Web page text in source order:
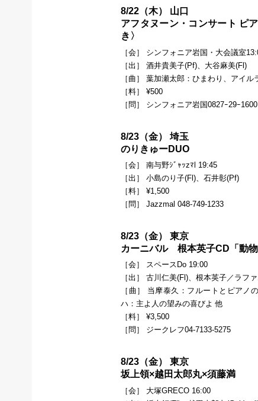
8/22（木） 山口
アフタヌーン・コンサート ピ
き〉
［会］ シンフォニア岩国・大会議室
［出］ 酒井貴美子(Pf)、大谷麻美(Fl)
［曲］ 葉加瀬太郎：ひまわり、アイ
［料］ ¥500
［問］ シンフォニア岩国0827ｰ29ｰ1600
8/23（金） 埼玉
のりきゅーDUO
［会］ 南与野ｼﾞｬｯzﾏl 19:45
［出］ 小島のり子(Fl)、石井彰(Pf)
［料］ ¥1,500
［問］ Jazzmal 048-749-1233
8/23（金） 東京
カーニバル 根本英子CD「動
［会］ スペースDo 19:00
［出］ 古川仁美(Fl)、根本英子／ラフ
［曲］ 当摩泰久：フルートとピアノ
ハ：主よ人の望みの喜びよ 他
［料］ ¥3,500
［問］ ジークレフ04-7133-5275
8/23（金） 東京
坂上領×越田太郎丸×須藤満
［会］ 大塚GRECO 16:00